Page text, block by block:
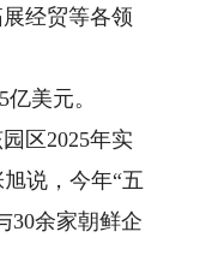
经贸等各领
美元。
区2025年实
说，今年“五
30余家朝鲜企